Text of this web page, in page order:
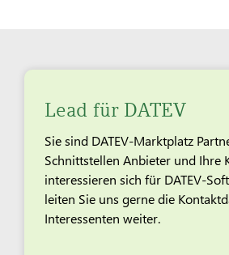
Lead für DATEV
Sie sind DATEV-Marktplatz
Schnittstellen Anbieter und Ihre
interessieren sich für DATEV-
leiten Sie uns gerne die
Interessenten weiter.